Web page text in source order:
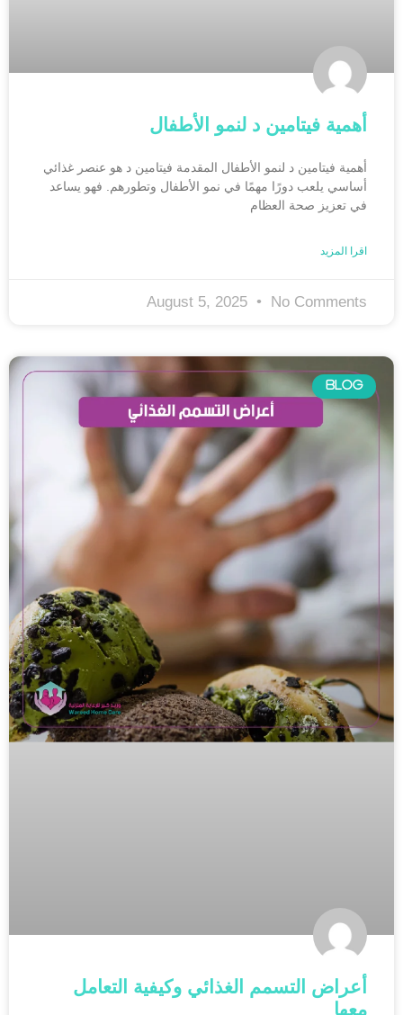
أهمية فيتامين د لنمو الأطفال
أهمية فيتامين د لنمو الأطفال المقدمة فيتامين د هو عنصر غذائي
أساسي يلعب دورًا مهمًا في نمو الأطفال وتطورهم. فهو يساعد
في تعزيز صحة العظام
اقرا المزيد
August 5, 2025 No Comments
BLOG
أعراض التسمم الغذائي وكيفية التعامل
معها